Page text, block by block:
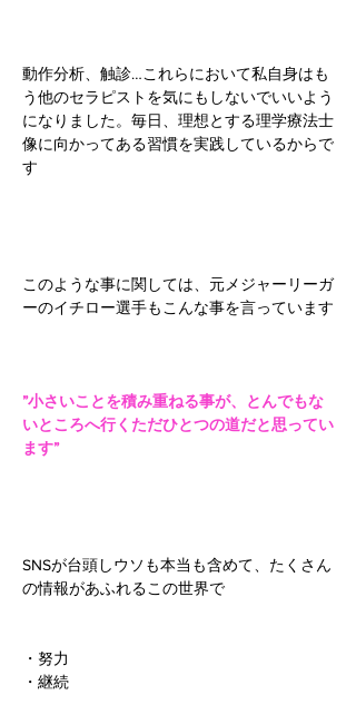
動作分析、触診…これらにおいて私自身はも
う他のセラピストを気にもしないでいいよう
になりました。毎日、理想とする理学療法士
像に向かってある習慣を実践しているからで
す
このような事に関しては、元メジャーリーガ
ーのイチロー選手もこんな事を言っています
”小さいことを積み重ねる事が、とんでもな
いところへ行くただひとつの道だと思ってい
ます”
SNSが台頭しウソも本当も含めて、たくさん
の情報があふれるこの世界で
・努力
・継続